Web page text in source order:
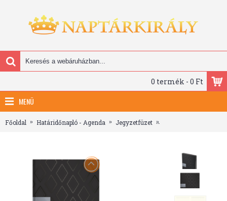
0 termék - 0 Ft
MENÜ
Főoldal Határidőnapló - Agenda Jegyzetfüzet